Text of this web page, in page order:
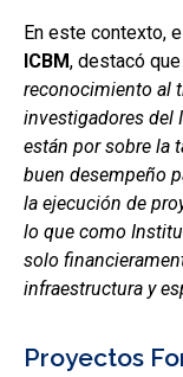
En este contexto,
ICBM, destacó que
reconocimiento al
investigadores del
están por sobre la
buen desempeño
la ejecución de
lo que como
solo
infraestructura y
Proyectos